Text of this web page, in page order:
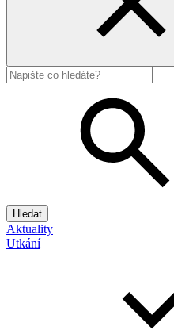
Hledat
Aktuality
Utkání